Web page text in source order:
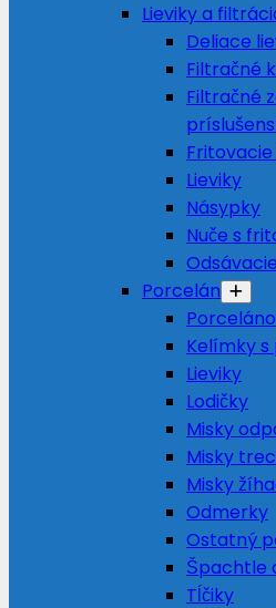
Lieviky a
Deliace
Filtračné
Filtračné
Lieviky
Násypky
Nuče s
Porcelán
Kelímky
Lieviky
Lodičky
Misky
Misky
Misky
Odmerky
Ostatný
Špachtle
Tĺčiky